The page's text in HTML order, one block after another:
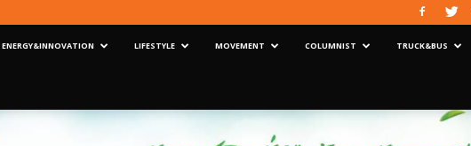
ENERGY&INNOVATION LIFESTYLE MOVEMENT COLUMNIST TRUCK&BUS